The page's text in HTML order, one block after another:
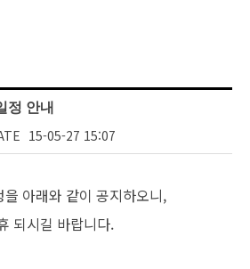
정 안내
15-05-27 15:07
아래와 같이 공지하오니,
되시길 바랍니다.